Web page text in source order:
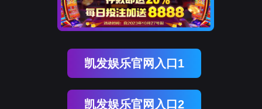
该页面不存在！
页面自动跳转等待时间：3 秒